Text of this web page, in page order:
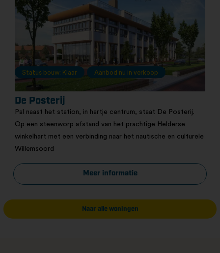
Status bouw: Klaar Aanbod nu in verkoop
De Posterij
Pal naast het station, in hartje centrum, staat De Posterij.
Op een steenworp afstand van het prachtige Helderse
winkelhart met een verbinding naar het nautische en culturele
Willemsoord
Meer informatie
Naar alle woningen